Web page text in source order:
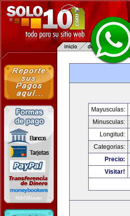
Mayusculas:
Minusculas:
Longitud:
Categorias:
Precio:
Visitar!